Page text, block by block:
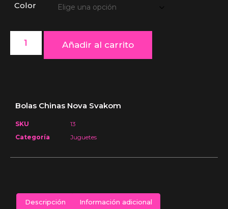
Color
Añadir al carrito
Bolas Chinas Nova Svakom
SKU
13
Categoría
Juguetes
Descripción Información adicional